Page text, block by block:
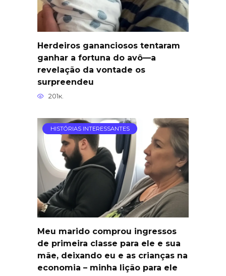
Herdeiros gananciosos tentaram
ganhar a fortuna do avô—a
revelação da vontade os
surpreendeu
201к.
HISTÓRIAS INTERESSANTES
Meu marido comprou ingressos
de primeira classe para ele e sua
mãe, deixando eu e as crianças na
economia – minha lição para ele